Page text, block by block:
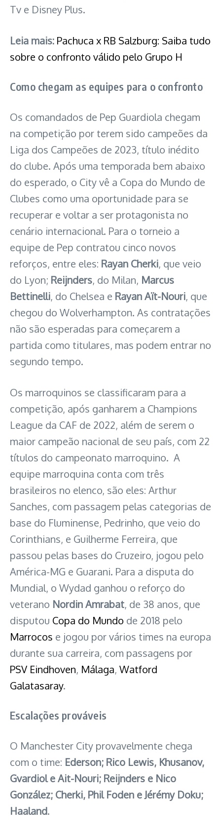
Tv e Disney Plus.
Leia mais: Pachuca x RB Salzburg: Saiba tudo
sobre o confronto válido pelo Grupo H
Como chegam as equipes para o confronto
Os comandados de Pep Guardiola chegam
na competição por terem sido campeões da
Liga dos Campeões de 2023, título inédito
do clube. Após uma temporada bem abaixo
do esperado, o City vê a Copa do Mundo de
Clubes como uma oportunidade para se
recuperar e voltar a ser protagonista no
cenário internacional. Para o torneio a
equipe de Pep contratou cinco novos
reforços, entre eles: Rayan Cherki, que veio
do Lyon; Reijnders, do Milan, Marcus
Bettinelli, do Chelsea e Rayan Aït-Nouri, que
chegou do Wolverhampton. As contratações
não são esperadas para começarem a
partida como titulares, mas podem entrar no
segundo tempo.
Os marroquinos se classificaram para a
competição, após ganharem a Champions
League da CAF de 2022, além de serem o
maior campeão nacional de seu país, com 22
títulos do campeonato marroquino. A
equipe marroquina conta com três
brasileiros no elenco, são eles: Arthur
Sanches, com passagem pelas categorias de
base do Fluminense, Pedrinho, que veio do
Corinthians, e Guilherme Ferreira, que
passou pelas bases do Cruzeiro, jogou pelo
América-MG e Guarani. Para a disputa do
Mundial, o Wydad ganhou o reforço do
veterano Nordin Amrabat, de 38 anos, que
disputou Copa do Mundo de 2018 pelo
Marrocos e jogou por vários times na europa
durante sua carreira, com passagens por
PSV Eindhoven, Málaga, Watford
Galatasaray.
Escalações prováveis
O Manchester City provavelmente chega
com o time: Ederson; Rico Lewis, Khusanov,
Gvardiol e Ait-Nouri; Reijnders e Nico
González; Cherki, Phil Foden e Jérémy Doku;
Haaland.